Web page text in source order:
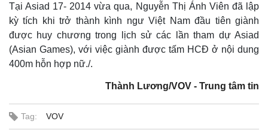
Tại Asiad 17- 2014 vừa qua, Nguyễn Thị Ánh Viên đã lập
kỳ tích khi trở thành kình ngư Việt Nam đầu tiên giành
được huy chương trong lịch sử các lần tham dự Asiad
(Asian Games), với việc giành được tấm HCĐ ở nội dung
400m hỗn hợp nữ./.
Thành Lương/VOV - Trung tâm tin
Tag: VOV